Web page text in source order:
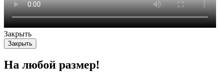
Закрыть
Закрыть
На любой размер!